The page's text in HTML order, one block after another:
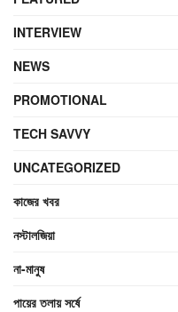
INTERVIEW
NEWS
PROMOTIONAL
TECH SAVVY
UNCATEGORIZED
কাজের খবর
নস্টালজিয়া
না-মানুষ
পায়ের তলায় সর্ষে